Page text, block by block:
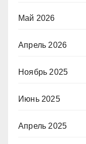
Май 2026
Апрель 2026
Ноябрь 2025
Июнь 2025
Апрель 2025